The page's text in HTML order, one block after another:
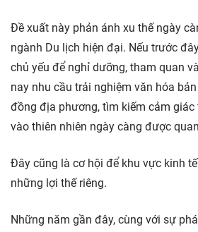
Đề xuất này phản ánh xu thế ngày
ngành Du lịch hiện đại. Nếu trước
chủ yếu để nghỉ dưỡng, tham quan
nay nhu cầu trải nghiệm văn hóa
đồng địa phương, tìm kiếm cảm
vào thiên nhiên ngày càng được
Đây cũng là cơ hội để khu vực kinh
những lợi thế riêng.
Những năm gần đây, cùng với sự